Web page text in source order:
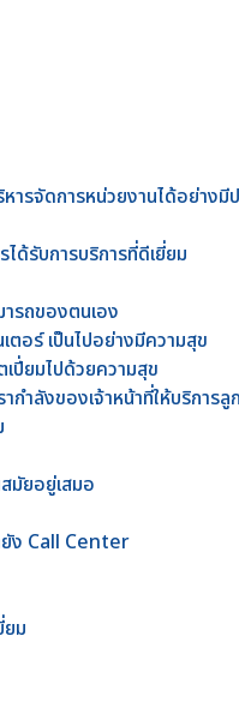
ารจัดการหน่วยงานได้อย่างมี
ได้รับการบริการที่ดีเยี่ยม
ารถของตนเอง
ตอร์ เป็นไปอย่างมีความสุข
ปี่ยมไปด้วยความสุข
ำลังของเจ้าหน้าที่ให้บริการลู
มัยอยู่เสมอ
ยัง Call Center
ม